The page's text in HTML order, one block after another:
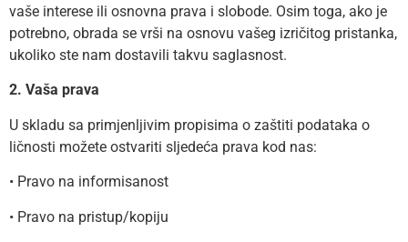
vaše interese ili osnovna prava i slobode. Osim toga, ako je
potrebno, obrada se vrši na osnovu vašeg izričitog pristanka,
ukoliko ste nam dostavili takvu saglasnost.
2. Vaša prava
U skladu sa primjenljivim propisima o zaštiti podataka o
ličnosti možete ostvariti sljedeća prava kod nas:
• Pravo na informisanost
• Pravo na pristup/kopiju